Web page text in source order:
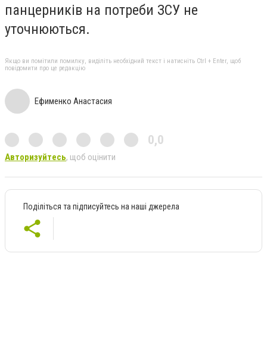
панцерників на потреби ЗСУ не
уточнюються.
Якщо ви помітили помилку, виділіть необхідний текст і натисніть Ctrl + Enter, щоб
повідомити про це редакцію
Ефименко Анастасия
0,0
Авторизуйтесь, щоб оцінити
Поділіться та підписуйтесь на наші джерела